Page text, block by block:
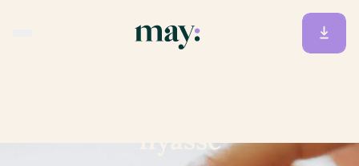
Ilyasse